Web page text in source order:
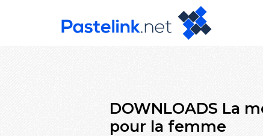
DOWNLOADS La
pour la femme